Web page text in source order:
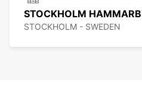
STOCKHOLM
STOCKHOLM - SWEDEN